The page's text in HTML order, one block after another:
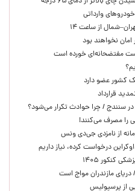
وارداتی
از ساعت ۱۴
نخواهند بود
مفتضحانه‌ای خورده است
کشور عضو دارد
قرارداد
درخواست کرده، نیاز داریم
کنکور ۱۴۰۵
مازندران مواج است
از پرسپولیس